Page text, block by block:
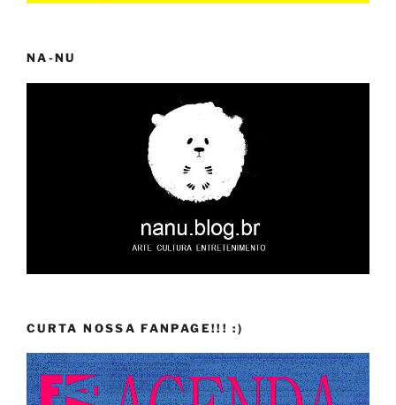
NA-NU
CURTA NOSSA FANPAGE!!! :)